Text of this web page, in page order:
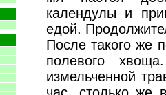
календулы и
едой.
После такого же
полевого
измельченной